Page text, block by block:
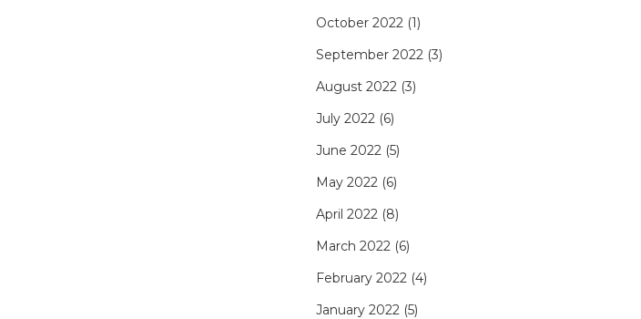
October 2022 (1)
September 2022 (3)
August 2022 (3)
July 2022 (6)
June 2022 (5)
May 2022 (6)
April 2022 (8)
March 2022 (6)
February 2022 (4)
January 2022 (5)